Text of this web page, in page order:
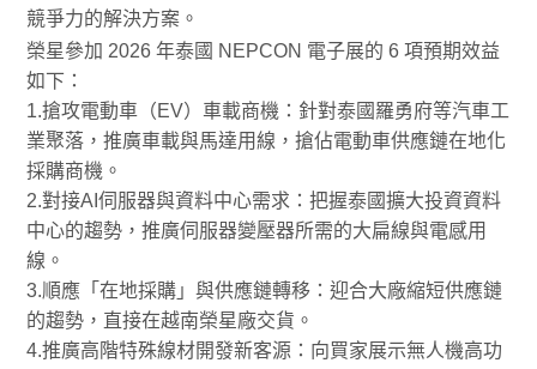
競爭力的解決方案。
榮星參加 2026年泰國 NEPCON 電子展的 6項預期效益
如下：
1.搶攻電動車（EV）車載商機：針對泰國羅勇府等汽車工
業聚落，推廣車載與馬達用線，搶佔電動車供應鏈在地化
採購商機。
2.對接AI伺服器與資料中心需求：把握泰國擴大投資資料
中心的趨勢，推廣伺服器變壓器所需的大扁線與電感用
線。
3.順應「在地採購」與供應鏈轉移：迎合大廠縮短供應鏈
的趨勢，直接在越南榮星廠交貨。
4.推廣高階特殊線材開發新客源：向買家展示無人機高功